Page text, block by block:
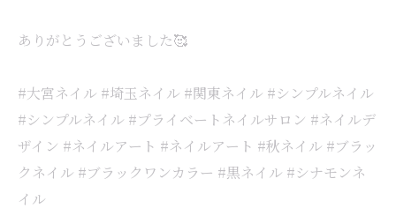
ありがとうございました🥰
#大宮ネイル #埼玉ネイル #関東ネイル #シンプルネイル
#シンプルネイル #プライベートネイルサロン #ネイルデ
ザイン #ネイルアート #ネイルアート #秋ネイル #ブラッ
クネイル #ブラックワンカラー #黒ネイル #シナモンネ
イル